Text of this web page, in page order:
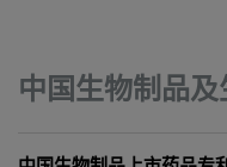
中国生物制品